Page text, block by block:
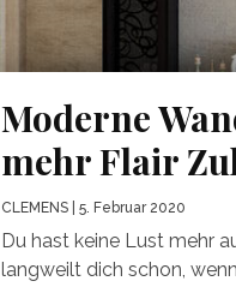
Moderne
mehr Flair
CLEMENS | 5. Februar 2020
Du hast keine Lust mehr
langweilt dich schon,